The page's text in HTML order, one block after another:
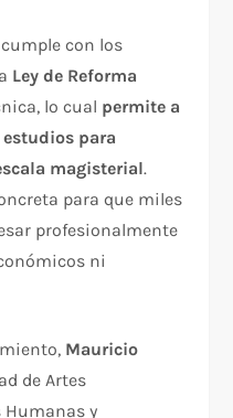
con los
Ley de Reforma
lo cual permite a
para
magisterial.
para que miles
profesionalmente
ni
Mauricio
de Artes
Humanas y